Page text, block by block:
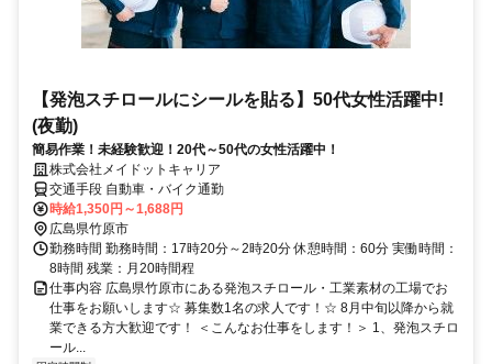
【発泡スチロールにシールを貼る】50代女性活躍中!
(夜勤)
簡易作業！未経験歓迎！20代～50代の女性活躍中！
株式会社メイドットキャリア
交通手段 自動車・バイク通勤
時給1,350円～1,688円
広島県竹原市
勤務時間 勤務時間：17時20分～2時20分 休憩時間：60分 実働時間：
8時間 残業：月20時間程
仕事内容 広島県竹原市にある発泡スチロール・工業素材の工場でお
仕事をお願いします☆ 募集数1名の求人です！☆ 8月中旬以降から就
業できる方大歓迎です！ ＜こんなお仕事をします！＞ 1、発泡スチロ
ール...